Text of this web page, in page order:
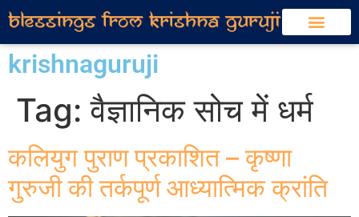
krishnaguruji
Tag:वैज्ञानिक सोच में धर्म
कलियुग पुराण प्रकाशित – कृष्णा
गुरुजी की तर्कपूर्ण आध्यात्मिक क्रांति